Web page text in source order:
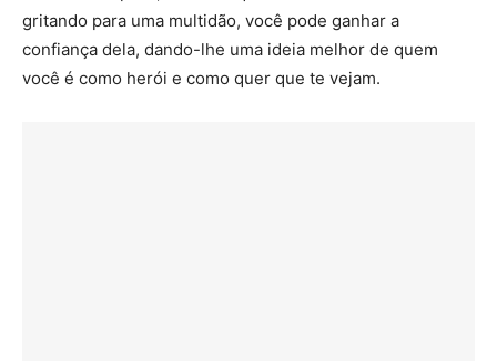
gritando para uma multidão, você pode ganhar a
confiança dela, dando-lhe uma ideia melhor de quem
você é como herói e como quer que te vejam.